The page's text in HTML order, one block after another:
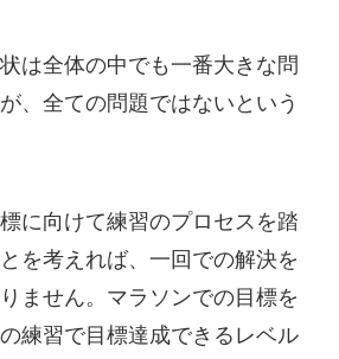
は全体の中でも一番大きな問
、全ての問題ではないという
に向けて練習のプロセスを踏
を考えれば、一回での解決を
ません。マラソンでの目標を
練習で目標達成できるレベル